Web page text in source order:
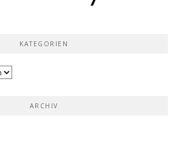
KATEGORIEN
ARCHIV